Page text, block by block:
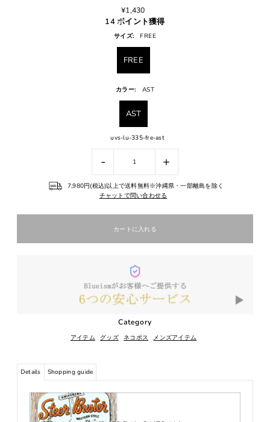
¥1,430
14 ポイント獲得
サイズ: FREE
FREE
カラー: AST
AST
uvs-lu-335-fre-ast
- +
7,980円(税込)以上で送料無料※沖縄県・一部離島を除く
チャットで問い合わせる
Category
アイテム グッズ ネコポス メンズアイテム
Details Shopping guide